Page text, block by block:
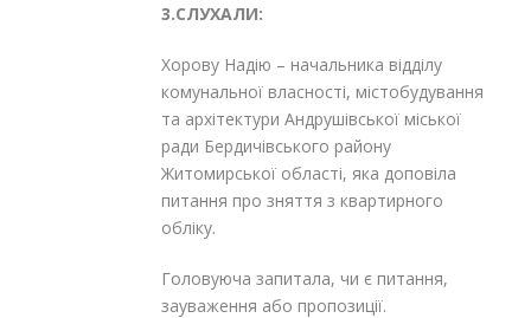
3.СЛУХАЛИ:
Хорову Надію – начальника відділу
комунальної власності, містобудування
та архітектури Андрушівської міської
ради Бердичівського району
Житомирської області, яка доповіла
питання про зняття з квартирного
обліку.
Головуюча запитала, чи є питання,
зауваження або пропозиції.